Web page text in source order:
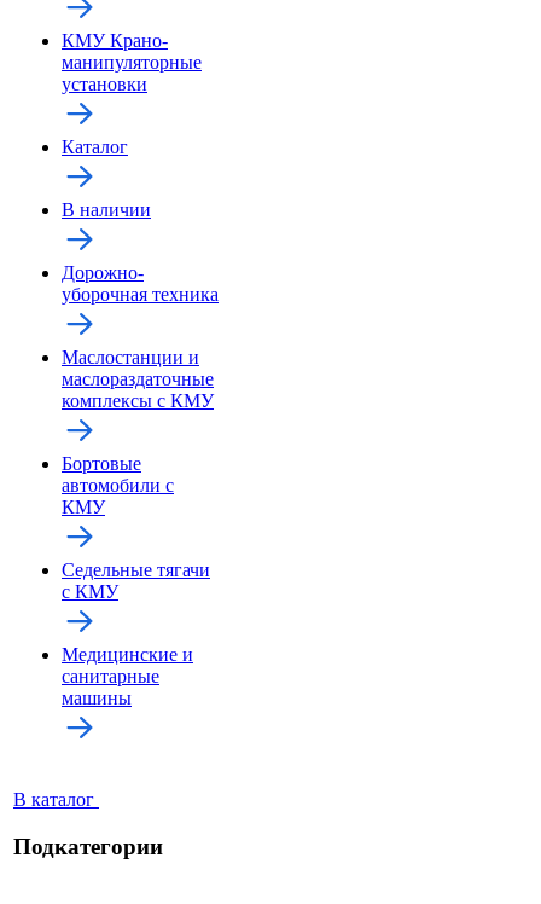
КМУ Крано-
манипуляторные
установки
Каталог
В наличии
Дорожно-
уборочная техника
Маслостанции и
маслораздаточные
комплексы с КМУ
Бортовые
автомобили с
КМУ
Седельные тягачи
с КМУ
Медицинские и
санитарные
машины
В каталог
Подкатегории